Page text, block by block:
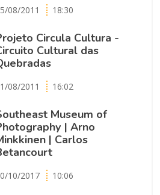
08/2011 18:30
Circula Cultura -
Cultural das
08/2011 16:02
Museum of
| Arno
| Carlos
10/2017 10:06